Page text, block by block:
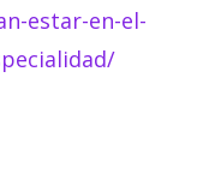
estar-en-el-